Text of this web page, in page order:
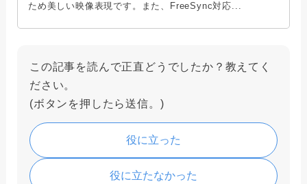
ため美しい映像表現です。また、FreeSync対応...
この記事を読んで正直どうでしたか？教えてく
ださい。
(ボタンを押したら送信。)
役に立った
役に立たなかった